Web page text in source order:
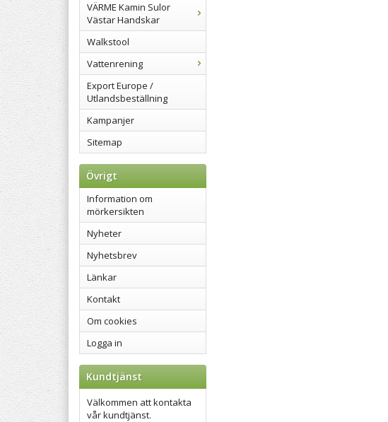
VÄRME Kamin Sulor
Västar Handskar
Walkstool
Vattenrening
Export Europe /
Utlandsbeställning
Kampanjer
Sitemap
Övrigt
Information om
mörkersikten
Nyheter
Nyhetsbrev
Länkar
Kontakt
Om cookies
Logga in
Kundtjänst
Välkommen att kontakta
vår kundtjänst.